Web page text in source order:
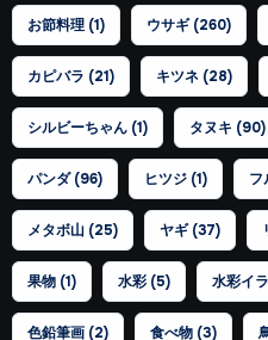
お節料理(1) ウサギ(260)
カピバラ (21) キツネ(28)
シルビーちゃん(1) タヌキ (90)
パンダ(96) ヒツジ(1) フ
メタボ山(25) ヤギ(37)
果物(1) 水彩(5) 水彩イ
色鉛筆画(2) 食べ物(3)